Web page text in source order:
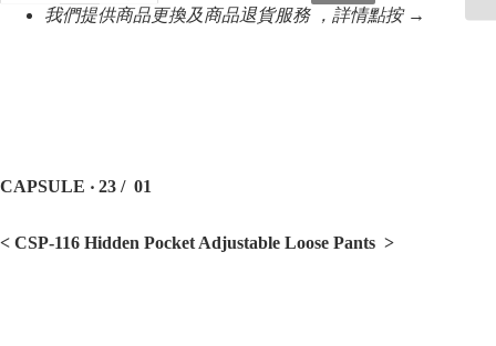
我們提供商品更換及商品退貨服務 ，詳情點按 →
CAPSULE ‧ 23 / 01
< CSP-116 Hidden Pocket Adjustable Loose Pants >